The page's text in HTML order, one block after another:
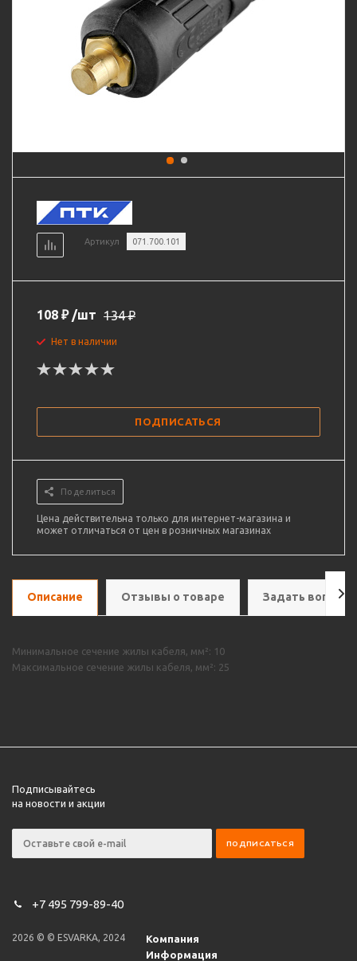
Артикул 071.700.101
108 ₽ /шт 134₽
Нет в наличии
ПОДПИСАТЬСЯ
Поделиться
Цена действительна только для интернет-магазина и
может отличаться от цен в розничных магазинах
Описание Отзывы о товаре Задать вопрос
Минимальное сечение жилы кабеля, мм²: 10
Максимальное сечение жилы кабеля, мм²: 25
Подписывайтесь
на новости и акции
+7 495 799-89-40
2026 © © ESVARKA, 2024
Компания
Информация